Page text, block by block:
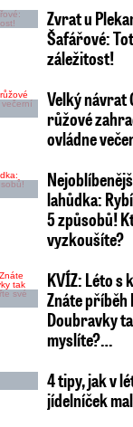
Zvrat u
Šafářové:
záležitost!
Velký návrat
růžové
ovládne
lahůdka:
5 způsobů!
vyzkoušíte?
KVÍZ: Léto s
Znáte příběh
Doubravky
myslíte?…
4 tipy, jak v
jídelníček